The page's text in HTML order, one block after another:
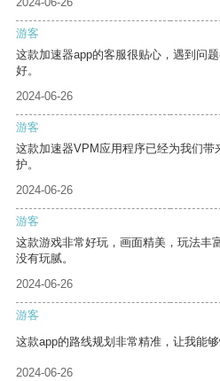
游客
这款加速器app的客服很贴心，遇到问
好。
2024-06-26
游客
这款加速器VPM应用程序已经为我们
护。
2024-06-26
游客
这款游戏非常好玩，画面精美，玩法丰
没有玩腻。
2024-06-26
游客
这款app的路线规划非常精准，让我能够
2024-06-26